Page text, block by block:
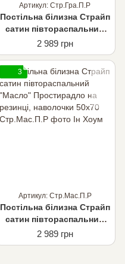
Артикул: Стр.Гра.П.Р
Постільна білизна Страйп
сатин півтораспальний
"Темно-сірий"
Простирадло на резинці,
наволочки 50х70
2 989 грн
3
Артикул: Стр.Мас.П.Р
Постільна білизна Страйп
сатин півтораспальний
"Масло" Простирадло на
резинці, наволочки 50х70
2 989 грн